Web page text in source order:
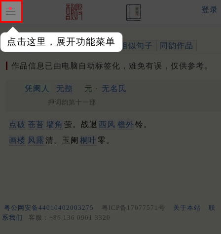
点击这里，展开功能菜单
登录
作品 标注四声 出处、引用 相似句子 同韵作品
作品信息已由电脑自动标签化，难免有误，仅供参考。
凭阑人 无题 元 · 无名氏
押词韵第十一部
点破 苍苔 墙角 萤。战退 西风 檐外铃。
画楼 风露 清。玉阑 桐叶 零。
粤公网安备44010402003275 粤ICP备17077571号 关于本站
联
系我们
客服：+86 136 0901 3320